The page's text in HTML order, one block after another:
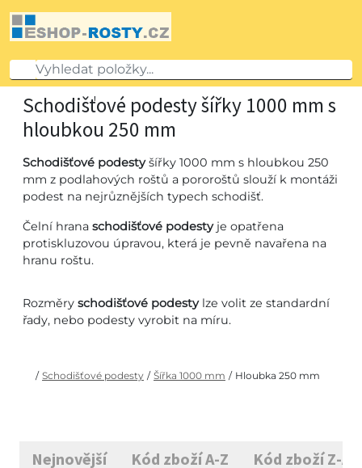
Schodišťové podesty šířky 1000 mm s
hloubkou 250 mm
Schodišťové podestyšířky 1000 mm s hloubkou 250
mm z podlahových roštů a pororoštů slouží k montáži
podest na nejrůznějších typech schodišť.
Čelní hrana schodišťové podestyje opatřena
protiskluzovou úpravou, která je pevně navařena na
hranu roštu.
Rozměry schodišťové podestylze volit ze standardní
řady, nebo podesty vyrobit na míru.
/ Schodišťové podesty / Šířka 1000 mm / Hloubka 250 mm
Nejnovější Kód zboží A-Z Kód zboží Z-A